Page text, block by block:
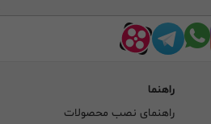
راهنما
راهنمای نصب محصولات